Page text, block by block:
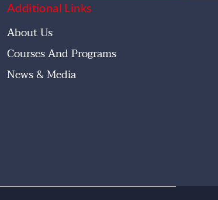
Additional Links
About Us
Courses And Programs
News & Media